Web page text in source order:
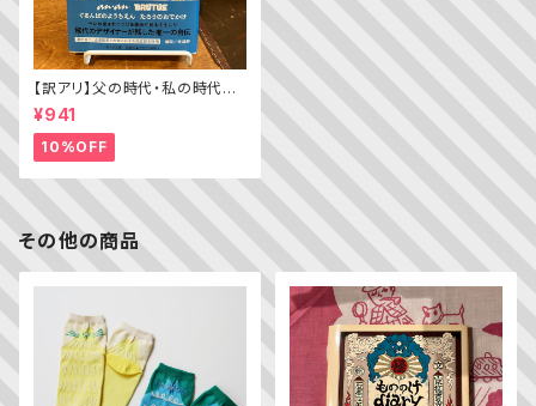
【訳アリ】父の時代・私の時代
─わがエディトリアル・デザイン
史
¥941
10%OFF
その他の商品